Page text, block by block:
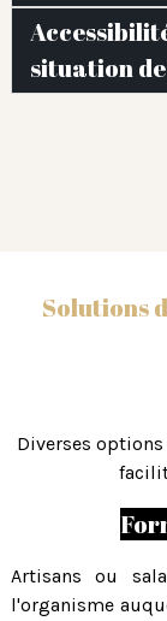
situation
Solutions
Diverses
Artisans ou
l'organisme